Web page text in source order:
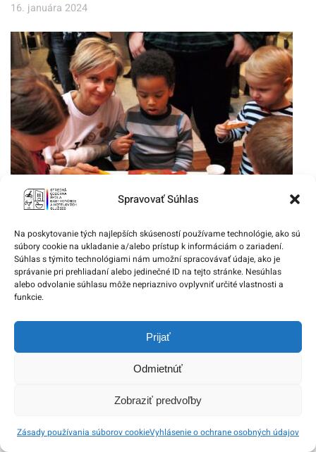
Spravovať Súhlas
Na poskytovanie tých najlepších skúseností používame technológie, ako sú
súbory cookie na ukladanie a/alebo prístup k informáciám o zariadení.
Súhlas s týmito technológiami nám umožní spracovávať údaje, ako je
správanie pri prehliadaní alebo jedinečné ID na tejto stránke. Nesúhlas
alebo odvolanie súhlasu môže nepriaznivo ovplyvniť určité vlastnosti a
funkcie.
Prijať
Odmietnúť
Zobraziť predvoľby
Zásady používania súborov cookieVyhlásenie o ochrane osobných údajov
16. januára 2024
Vianočné pečenie
16. novembra 2013